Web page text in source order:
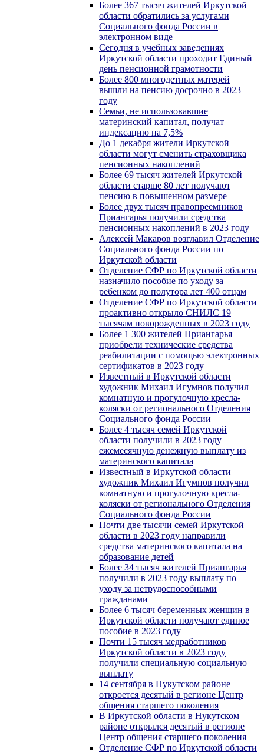
Более 367 тысяч жителей Иркутской
области обратились за услугами
Социального фонда России в
электронном виде
Сегодня в учебных заведениях
Иркутской области проходит Единый
день пенсионной грамотности
Более 800 многодетных матерей
вышли на пенсию досрочно в 2023
году
Семьи, не использовавшие
материнский капитал, получат
индексацию на 7,5%
До 1 декабря жители Иркутской
области могут сменить страховщика
пенсионных накоплений
Более 69 тысяч жителей Иркутской
области старше 80 лет получают
пенсию в повышенном размере
Более двух тысяч правопреемников
Приангарья получили средства
пенсионных накоплений в 2023 году
Алексей Макаров возглавил Отделение
Социального фонда России по
Иркутской области
Отделение СФР по Иркутской области
назначило пособие по уходу за
ребенком до полутора лет 400 отцам
Отделение СФР по Иркутской области
проактивно открыло СНИЛС 19
тысячам новорожденных в 2023 году
Более 1 300 жителей Приангарья
приобрели технические средства
реабилитации с помощью электронных
сертификатов в 2023 году
Известный в Иркутской области
художник Михаил Игумнов получил
комнатную и прогулочную кресла-
коляски от регионального Отделения
Социального фонда России
Более 4 тысяч семей Иркутской
области получили в 2023 году
ежемесячную денежную выплату из
материнского капитала
Известный в Иркутской области
художник Михаил Игумнов получил
комнатную и прогулочную кресла-
коляски от регионального Отделения
Социального фонда России
Почти две тысячи семей Иркутской
области в 2023 году направили
средства материнского капитала на
образование детей
Более 34 тысяч жителей Приангарья
получили в 2023 году выплату по
уходу за нетрудоспособными
гражданами
Более 6 тысяч беременных женщин в
Иркутской области получают единое
пособие в 2023 году
Почти 15 тысяч медработников
Иркутской области в 2023 году
получили специальную социальную
выплату
14 сентября в Нукутском районе
откроется десятый в регионе Центр
общения старшего поколения
В Иркутской области в Нукутском
районе открылся десятый в регионе
Центр общения старшего поколения
Отделение СФР по Иркутской области